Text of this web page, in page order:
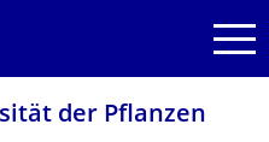
der Pflanzen